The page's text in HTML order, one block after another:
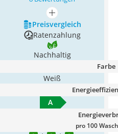
mehr anzeigen
Preis­vergleich
Ratenzahlung
Nachhaltig
Farbe
Weiß
A
pro 100